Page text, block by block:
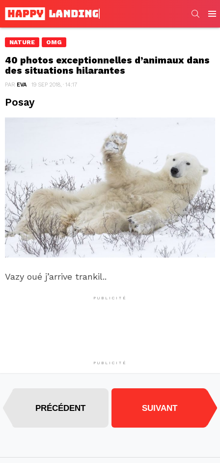
NATURE OMG
40 photos exceptionnelles d’animaux dans
des situations hilarantes
PAR EVA 19 SEP 2018, · 14:17
Posay
Vazy oué j’arrive trankil..
PUBLICITÉ
PUBLICITÉ
PRÉCÉDENT SUIVANT